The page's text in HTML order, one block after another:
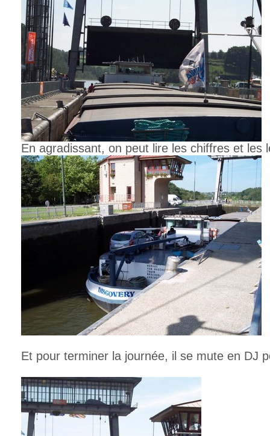
En agradissant, on peut lire les chiffres et les
Et pour terminer la journée, il se mute en DJ